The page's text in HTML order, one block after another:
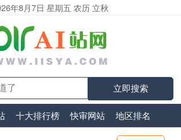
年8月7日 星期五 农历 立秋
立即搜索
十大排行榜 快审网站 地区排名